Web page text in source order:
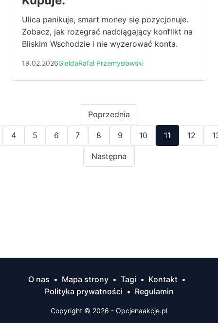
Ulica panikuje, smart money się pozycjonuje.
Zobacz, jak rozegrać nadciągający konflikt na
Bliskim Wschodzie i nie wyzerować konta.
19.02.2026GiełdaRafał Przemysławski
Poprzednia
4 5 6 7 8 9 10 11 12
Następna
O nas • Mapa strony • Tagi • Kontakt •
Polityka prywatności • Regulamin
Copyright © 2026 - Opcjenaakcje.pl